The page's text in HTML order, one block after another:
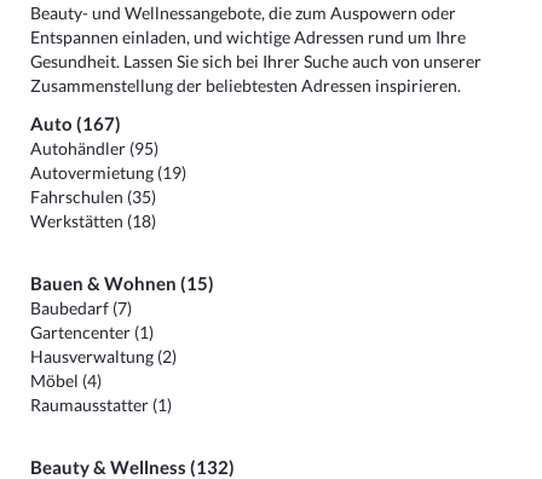
Beauty- und Wellnessangebote, die zum Auspowern oder
Entspannen einladen, und wichtige Adressen rund um Ihre
Gesundheit. Lassen Sie sich bei Ihrer Suche auch von unserer
Zusammenstellung der beliebtesten Adressen inspirieren.
Auto (167)
Autohändler (95)
Autovermietung (19)
Fahrschulen (35)
Werkstätten (18)
Bauen & Wohnen (15)
Baubedarf (7)
Gartencenter (1)
Hausverwaltung (2)
Möbel (4)
Raumausstatter (1)
Beauty & Wellness (132)